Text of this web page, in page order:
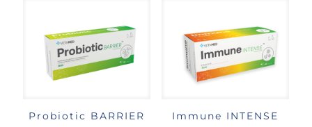
Probiotic BARRIER Immune INTENSE